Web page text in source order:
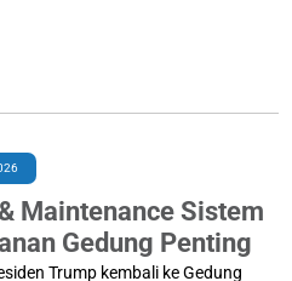
Maintenance Sistem
Gedung Penting
Trump kembali ke Gedung